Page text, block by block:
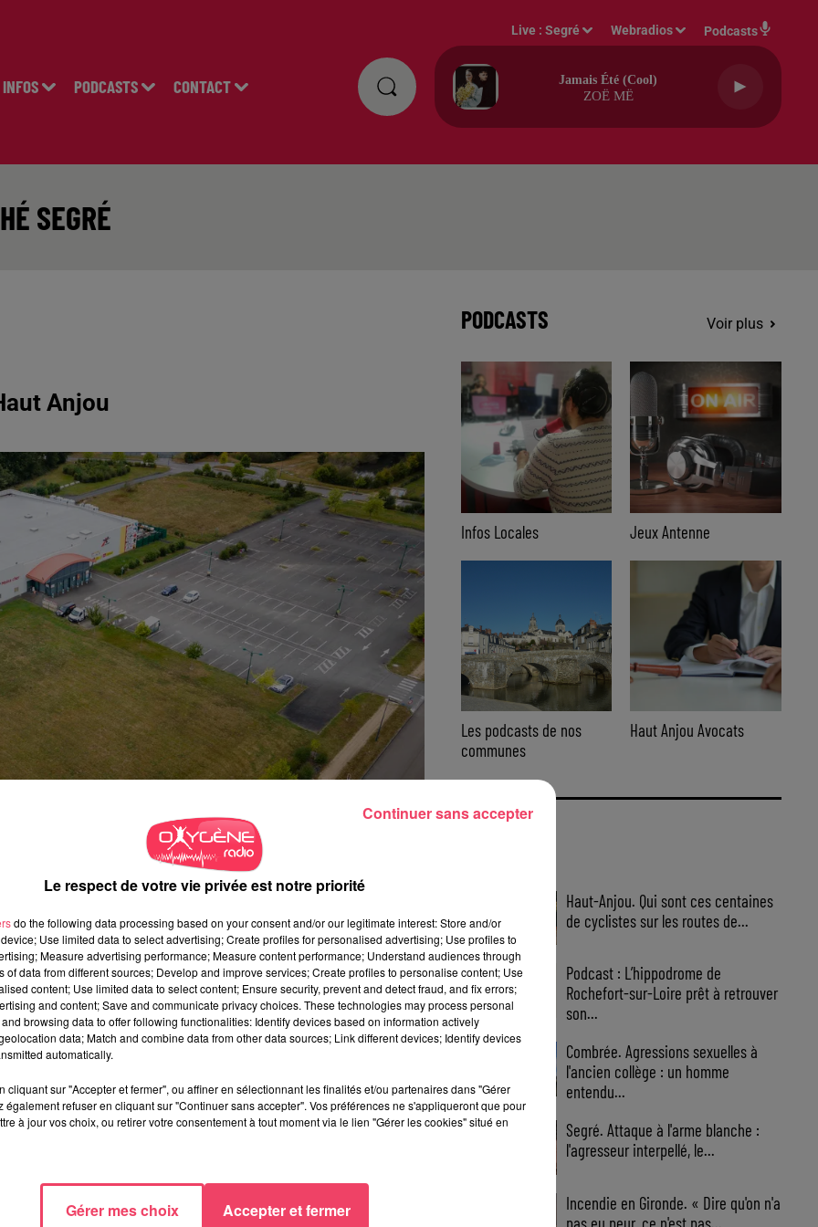
INFOS PODCASTS CONTACT
Live :Segré Webradios Podcasts
Jamais Été (cool)
ZOË MË
SEGRÉ
Anjou
· Livraison
PODCASTS Voir plus
Infos Locales Jeux Antenne
Les podcasts de nos
communes
Haut Anjou Avocats
Haut-Anjou. Qui sont ces centaines
de cyclistes sur les routes de...
Podcast : L’hippodrome de
Rochefort-sur-Loire prêt à retrouver
son...
Combrée. Agressions sexuelles à
l'ancien collège : un homme
entendu...
Segré. Attaque à l'arme blanche :
l'agresseur interpellé, le...
Incendie en Gironde. « Dire qu'on n'a
pas eu peur, ce n'est pas...
Le respect de votre vie privée est notre priorité
do the following data processing based on your consent and/or our legitimate interest: Store and/or
Use limited data to select advertising; Create profiles for personalised advertising; Use profiles to
Measure advertising performance; Measure content performance; Understand audiences through
of data from different sources; Develop and improve services; Create profiles to personalise content; Use
content; Use limited data to select content; Ensure security, prevent and detect fraud, and fix errors;
and content; Save and communicate privacy choices. These technologies may process personal
browsing data to offer following functionalities: Identify devices based on information actively
data; Match and combine data from other data sources; Link different devices; Identify devices
automatically.
cliquant sur "Accepter et fermer", ou affiner en sélectionnant les finalités et/ou partenaires dans "Gérer
également refuser en cliquant sur "Continuer sans accepter". Vos préférences ne s'appliqueront que pour
à jour vos choix, ou retirer votre consentement à tout moment via le lien "Gérer les cookies" situé en
Gérer mes choix Accepter et fermer
Continuer sans accepter